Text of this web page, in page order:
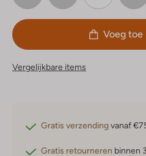
Voeg toe
Vergelijkbare items
Gratis verzendingvanaf
Gratis retourneren binnen